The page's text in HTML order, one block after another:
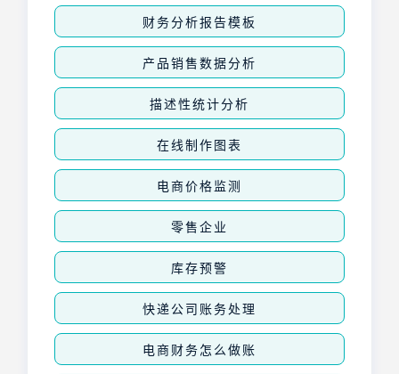
财务分析报告模板
产品销售数据分析
描述性统计分析
在线制作图表
电商价格监测
零售企业
库存预警
快递公司账务处理
电商财务怎么做账